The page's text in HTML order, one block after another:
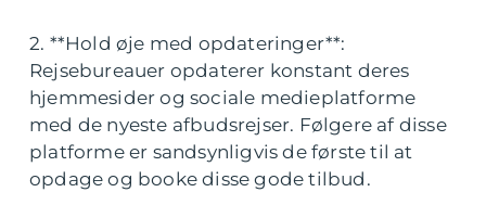
2. **Hold øje med opdateringer**:
Rejsebureauer opdaterer konstant deres
hjemmesider og sociale medieplatforme
med de nyeste afbudsrejser. Følgere af disse
platforme er sandsynligvis de første til at
opdage og booke disse gode tilbud.